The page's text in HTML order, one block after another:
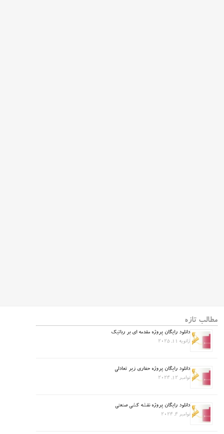
مطالب تازه
دانلود رایگان پروژه مقدمه ای بر رباتیک
ژانویه 11, 2025
دانلود رایگان پروژه حفاری زیر تعادلی
نوامبر 12, 2024
دانلود رایگان پروژه نقشه کشی صنعتی
نوامبر 4, 2024